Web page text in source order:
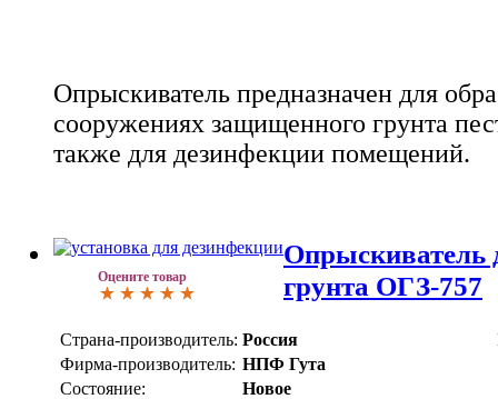
Опрыскиватель предназначен для
сооружениях защищенного грунта
также для дезинфекции помещений.
Оцените товар
Опрыскиватель
грунта ОГЗ-757
Страна-производитель: Россия
Фирма-производитель: НПФ Гута
Состояние:
Новое